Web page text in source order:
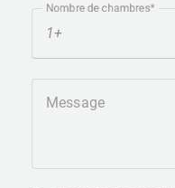
Nombre de chambres
Message